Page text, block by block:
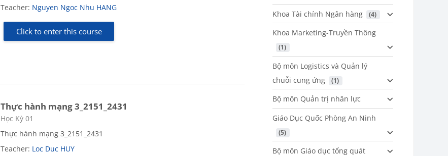
Teacher: Nguyen Ngoc Nhu HANG
Click to enter this course
Thực hành mạng 3_2151_2431
Course category
Học Kỳ 01
Thực hành mạng 3_2151_2431
Teacher: Loc Duc HUY
Khoa Tài chính Ngân hàng (4)
Khoa Marketing-Truyền Thông
(1)
Bộ môn Logistics và Quản lý
chuỗi cung ứng
(1)
Bộ môn Quản trị nhân lực
Giáo Dục Quốc Phòng An Ninh
(5)
Bộ môn Giáo dục tổng quát